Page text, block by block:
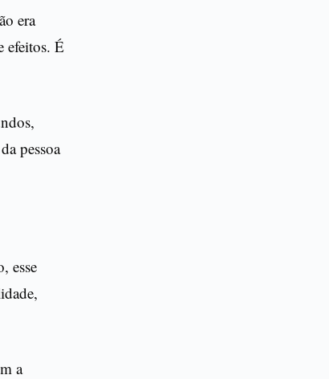
era
efeitos. É
pessoa
esse
a